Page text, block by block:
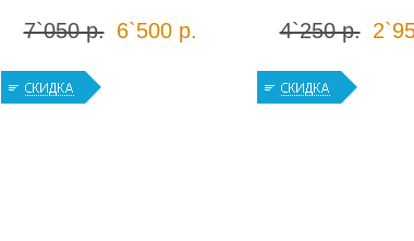
7`050 р. 6`500 р. 4`250 р.